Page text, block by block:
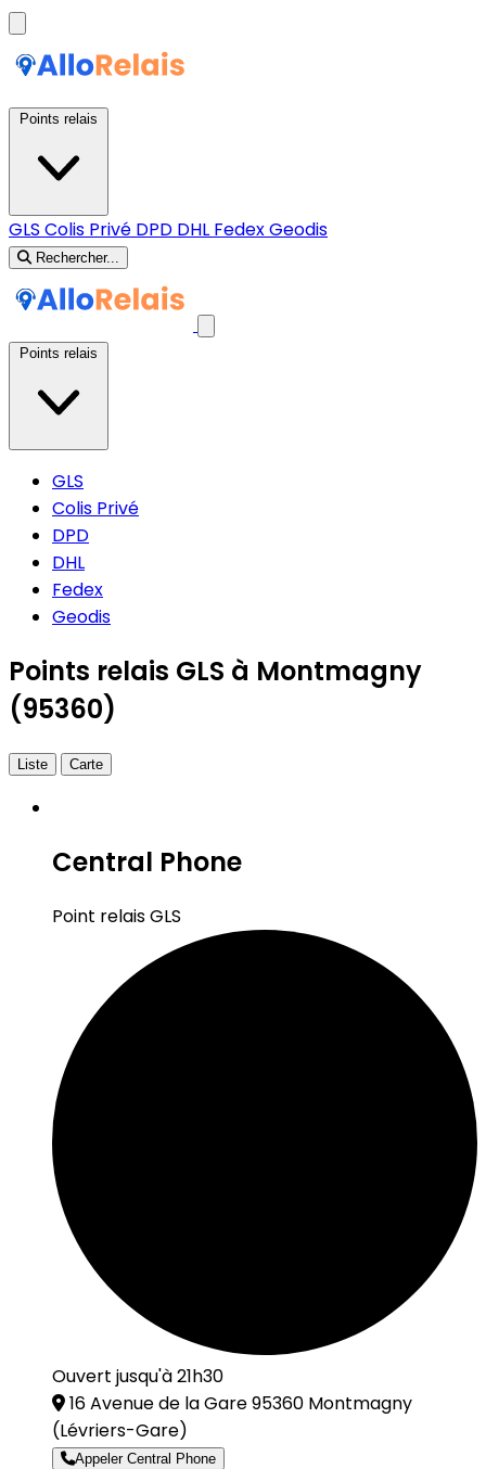
GLS Colis Privé DPD DHL FedexGeodis
Rechercher...
GLS
Colis Privé
DPD
DHL
Fedex
Geodis
Points relais GLS à Montmagny
(95360)
Liste Carte
Central Phone
Point relais GLS
Ouvert jusqu'à 21h30
16 Avenue de la Gare 95360 Montmagny
(Lévriers-Gare)
Appeler Central Phone